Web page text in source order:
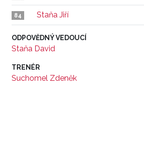
84 Staňa Jiří
ODPOVĚDNÝ VEDOUCÍ
Staňa David
TRENÉR
Suchomel Zdeněk